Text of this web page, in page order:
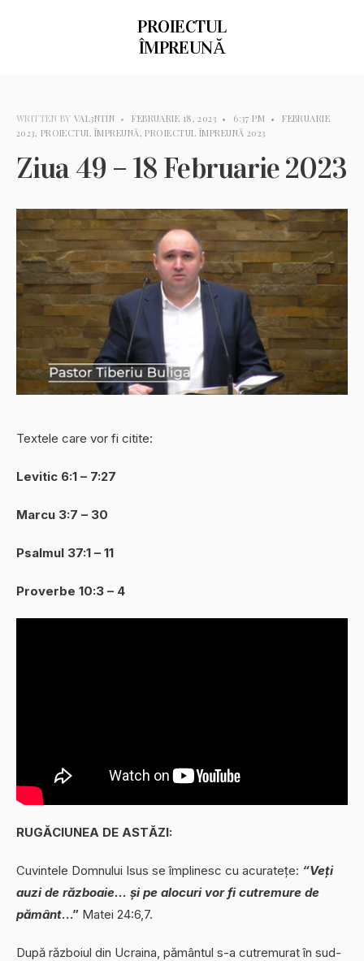
PROIECTUL
ÎMPREUNĂ
WRITTEN BY VAL3NTIN • FEBRUARIE 18, 2023 • 6:37 PM •
FEBRUARIE
2023, PROIECTUL ÎMPREUNĂ,PROIECTUL ÎMPREUNĂ 2023
Ziua 49 – 18 Februarie 2023
Textele care vor fi citite:
Levitic 6:1 – 7:27
Marcu 3:7 – 30
Psalmul 37:1 – 11
Proverbe 10:3 – 4
RUGĂCIUNEA DE ASTĂZI:
Cuvintele Domnului Isus se împlinesc cu acuratețe: “Veți
auzi de războaie… și pe alocuri vor fi cutremure de
pământ…” Matei 24:6,7.
După războiul din Ucraina, pământul s-a cutremurat în sud-